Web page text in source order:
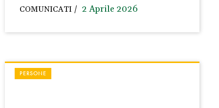
COMUNICATI 2 Aprile 2026
PERSONE